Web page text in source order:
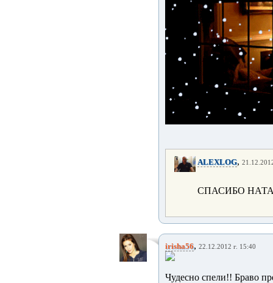
ALEXLOG,
СПАСИБО
irisha56, 22.12.2012 г. 15:40
Чудесно спели!! Браво